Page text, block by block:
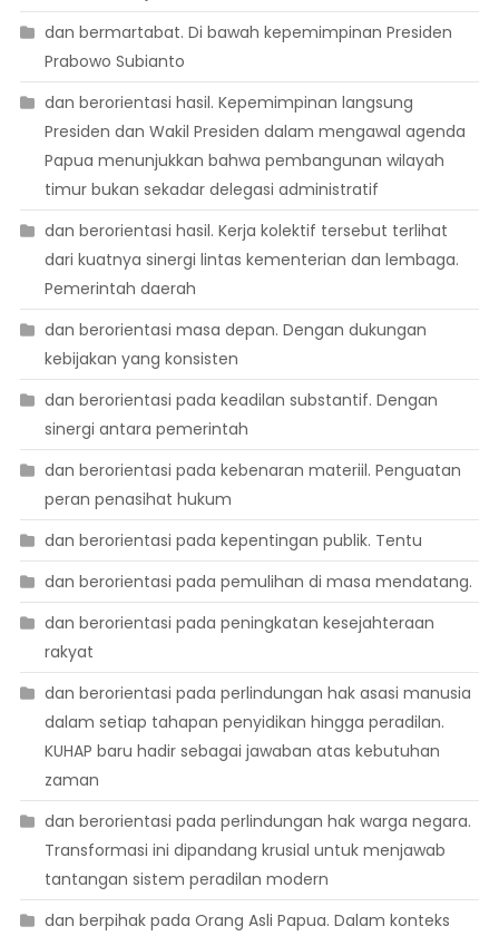
dan bermartabat. Di bawah kepemimpinan Presiden
Prabowo Subianto
dan berorientasi hasil. Kepemimpinan langsung
Presiden dan Wakil Presiden dalam mengawal agenda
Papua menunjukkan bahwa pembangunan wilayah
timur bukan sekadar delegasi administratif
dan berorientasi hasil. Kerja kolektif tersebut terlihat
dari kuatnya sinergi lintas kementerian dan lembaga.
Pemerintah daerah
dan berorientasi masa depan. Dengan dukungan
kebijakan yang konsisten
dan berorientasi pada keadilan substantif. Dengan
sinergi antara pemerintah
dan berorientasi pada kebenaran materiil. Penguatan
peran penasihat hukum
dan berorientasi pada kepentingan publik. Tentu
dan berorientasi pada pemulihan di masa mendatang.
dan berorientasi pada peningkatan kesejahteraan
rakyat
dan berorientasi pada perlindungan hak asasi manusia
dalam setiap tahapan penyidikan hingga peradilan.
KUHAP baru hadir sebagai jawaban atas kebutuhan
zaman
dan berorientasi pada perlindungan hak warga negara.
Transformasi ini dipandang krusial untuk menjawab
tantangan sistem peradilan modern
dan berpihak pada Orang Asli Papua. Dalam konteks